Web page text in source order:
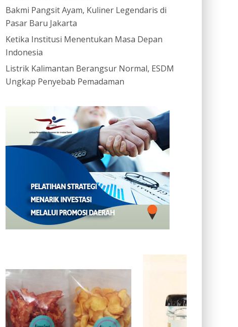
Bakmi Pangsit Ayam, Kuliner Legendaris di
Pasar Baru Jakarta
Ketika Institusi Menentukan Masa Depan
Indonesia
Listrik Kalimantan Berangsur Normal, ESDM
Ungkap Penyebab Pemadaman